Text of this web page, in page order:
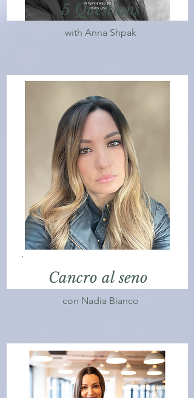
5 Questions
with Anna Shpak
Cancro al seno
con Nadia Bianco